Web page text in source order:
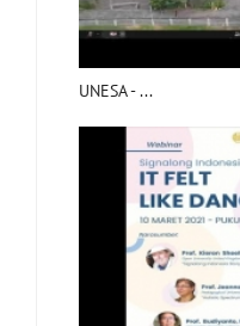
UNESA - ...